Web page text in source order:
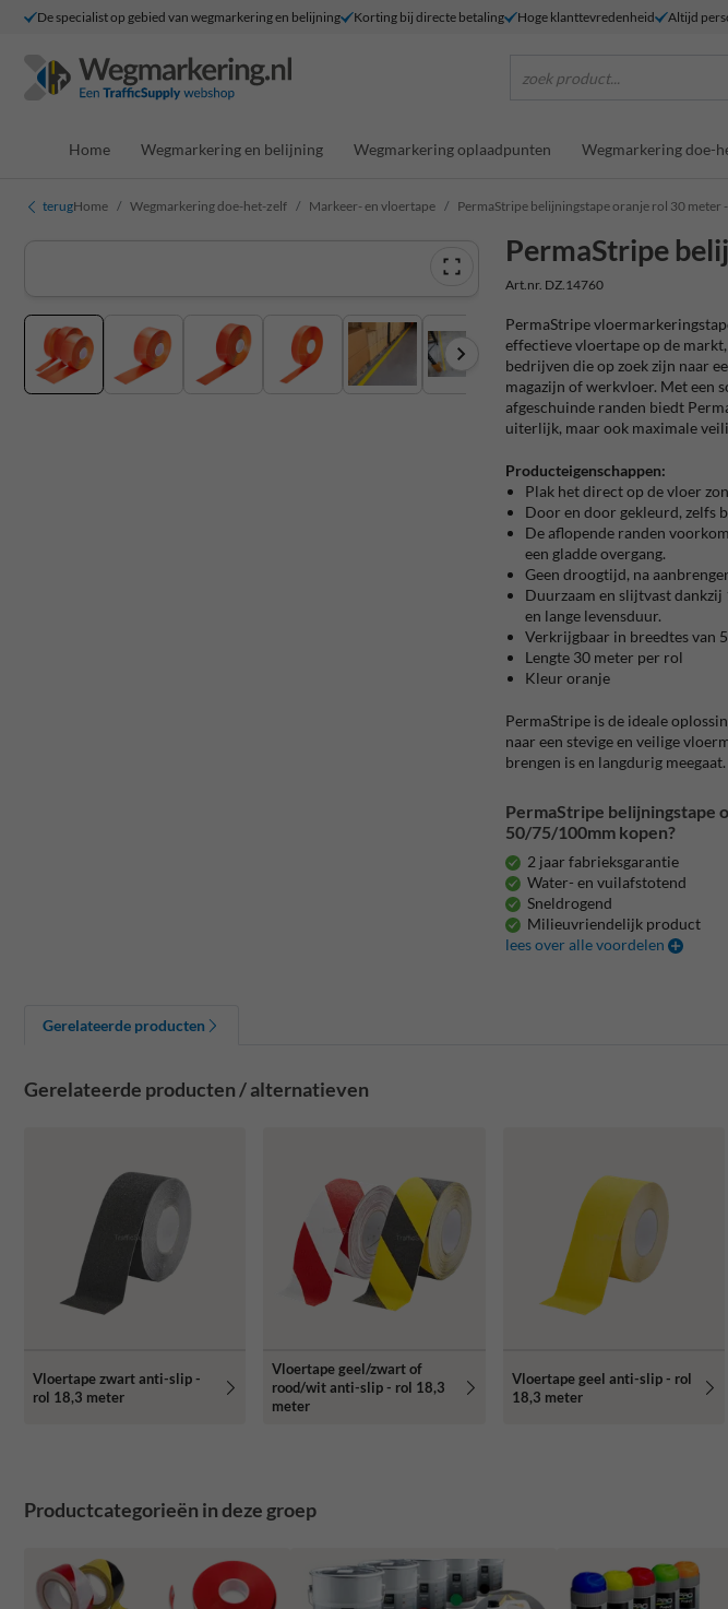
De specialist op gebied van wegmarkering en belijning Korting bij directe betaling Hoge klanttevredenheid Altijd
zoek product...
Home Wegmarkering en belijning Wegmarkering oplaadpunten Wegmarkering doe-
terugHome Wegmarkering doe-het-zelf Markeer- en vloertape PermaStripe belijningstape oranje rol 30 meter
PermaStripe
Art.nr. DZ.14760
PermaStripe
effectieve vloertape op de
bedrijven die op zoek zijn naar
magazijn of werkvloer. Met een
afgeschuinde randen biedt
uiterlijk, maar ook maximale
Producteigenschappen:
Plak het direct op de vloer
Door en door gekleurd, zelfs
De aflopende randen
een gladde overgang.
Geen droogtijd, na
Duurzaam en slijtvast
en lange levensduur.
Verkrijgbaar in breedtes van
Lengte 30 meter per rol
Kleur oranje
PermaStripe is de ideale
naar een stevige en veilige
brengen is en langdurig meegaat.
PermaStripe belijningstape
50/75/100mm kopen?
2 jaar fabrieksgarantie
Water- en vuilafstotend
Sneldrogend
Milieuvriendelijk product
lees over alle voordelen
Gerelateerde producten
Gerelateerde producten / alternatieven
Vloertape zwart anti-slip -
rol 18,3 meter
Vloertape geel/zwart of
rood/wit anti-slip - rol 18,3
meter
Vloertape geel anti-slip - rol
18,3 meter
Productcategorieën in deze groep